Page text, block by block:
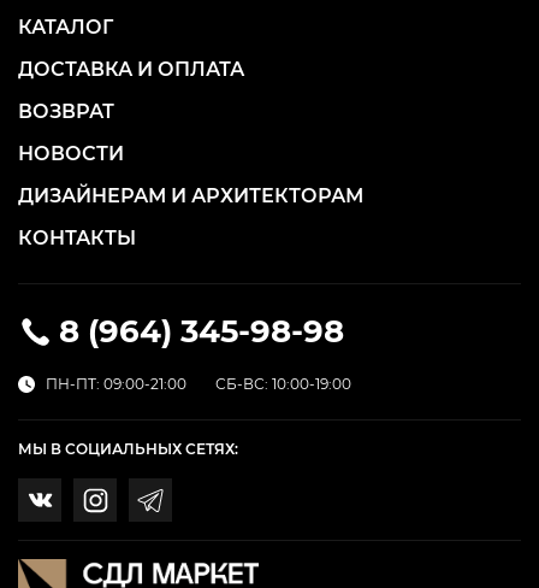
8 (964) 345-98-98
ПН-ПТ: 09:00-21:00 СБ-ВС: 10:00-19:00
КАТАЛОГ
ДОСТАВКА И ОПЛАТА
ВОЗВРАТ
НОВОСТИ
ДИЗАЙНЕРАМ И АРХИТЕКТОРАМ
КОНТАКТЫ
МЫ В СОЦИАЛЬНЫХ СЕТЯХ: